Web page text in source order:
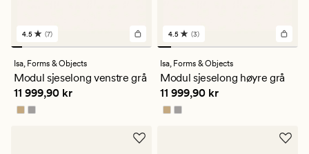
7
anmeldelser
med
en
gjennomsnittlig
vurdering
på
4.5
4.5 (7)
Isa, Forms & Objects
Modul sjeselong venstre grå
Pris 11 999,90 kr
11 999,90 kr
3
anmeldelser
med
en
gjennomsnittlig
vurdering
på
4.5
4.5 (3)
Isa, Forms & Objects
Modul sjeselong høyre grå
Pris 11 999,90 kr
11 999,90 kr